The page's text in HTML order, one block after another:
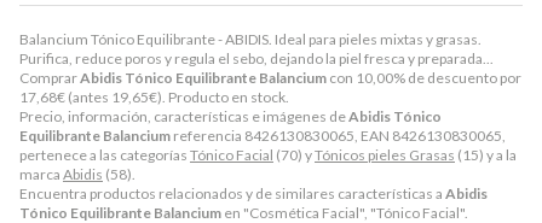
Balancium Tónico Equilibrante - ABIDIS. Ideal para pieles mixtas y grasas.
Purifica, reduce poros y regula el sebo, dejando la piel fresca y preparada...
ComprarAbidis Tónico Equilibrante Balancium con 10,00% de descuento por
17,68€ (antes 19,65€). Producto en stock.
Precio, información, características e imágenes deAbidis Tónico
Equilibrante Balancium referencia 8426130830065, EAN 8426130830065,
pertenece a las categorías Tónico Facial (70) yTónicos pieles Grasas (15) y a la
marca Abidis (58).
Encuentra productos relacionados y de similares características a Abidis
Tónico Equilibrante Balancium en "Cosmética Facial", "Tónico Facial".